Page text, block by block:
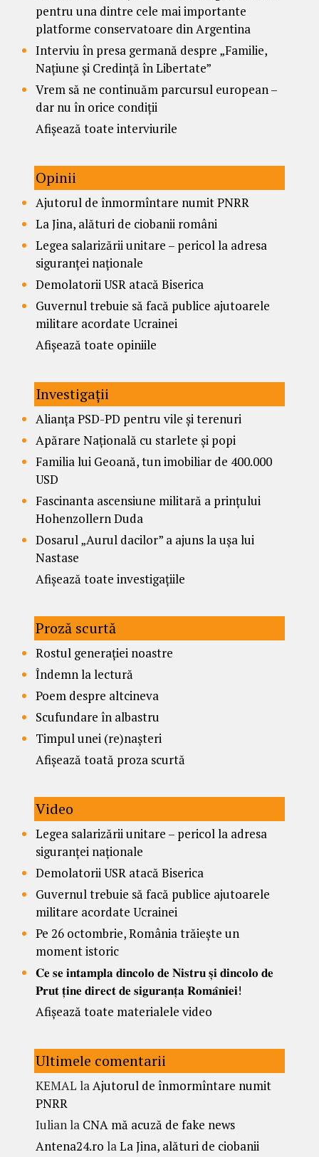
pentru una dintre cele mai importante
platforme conservatoare din Argentina
Interviu în presa germană despre „Familie,
Națiune și Credință în Libertate”
Vrem să ne continuăm parcursul european –
dar nu în orice condiții
Afișează toate interviurile
Opinii
Ajutorul de înmormîntare numit PNRR
La Jina, alături de ciobanii români
Legea salarizării unitare – pericol la adresa
siguranței naționale
Demolatorii USR atacă Biserica
Guvernul trebuie să facă publice ajutoarele
militare acordate Ucrainei
Afișează toate opiniile
Investigații
Alianța PSD-PD pentru vile și terenuri
Apărare Națională cu starlete și popi
Familia lui Geoană, tun imobiliar de 400.000
USD
Fascinanta ascensiune militară a prințului
Hohenzollern Duda
Dosarul „Aurul dacilor” a ajuns la ușa lui
Nastase
Afișează toate investigațiile
Proză scurtă
Rostul generației noastre
Îndemn la lectură
Poem despre altcineva
Scufundare în albastru
Timpul unei (re)nașteri
Afișează toată proza scurtă
Video
Legea salarizării unitare – pericol la adresa
siguranței naționale
Demolatorii USR atacă Biserica
Guvernul trebuie să facă publice ajutoarele
militare acordate Ucrainei
Pe 26 octombrie, România trăiește un
moment istoric
𝐂𝐞 𝐬𝐞 𝐢𝐧𝐭𝐚𝐦𝐩𝐥𝐚 𝐝𝐢𝐧𝐜𝐨𝐥𝐨 𝐝𝐞 𝐍𝐢𝐬𝐭𝐫𝐮 𝐬̦𝐢 𝐝𝐢𝐧𝐜𝐨𝐥𝐨 𝐝𝐞
𝐏𝐫𝐮𝐭 𝐭̦𝐢𝐧𝐞 𝐝𝐢𝐫𝐞𝐜𝐭 𝐝𝐞 𝐬𝐢𝐠𝐮𝐫𝐚𝐧𝐭̦𝐚 𝐑𝐨𝐦𝐚̂𝐧𝐢𝐞𝐢!
Afișează toate materialele video
Ultimele comentarii
KEMAL laAjutorul de înmormîntare numit
PNRR
Iulianla CNA mă acuză de fake news
Antena24.ro laLa Jina, alături de ciobanii